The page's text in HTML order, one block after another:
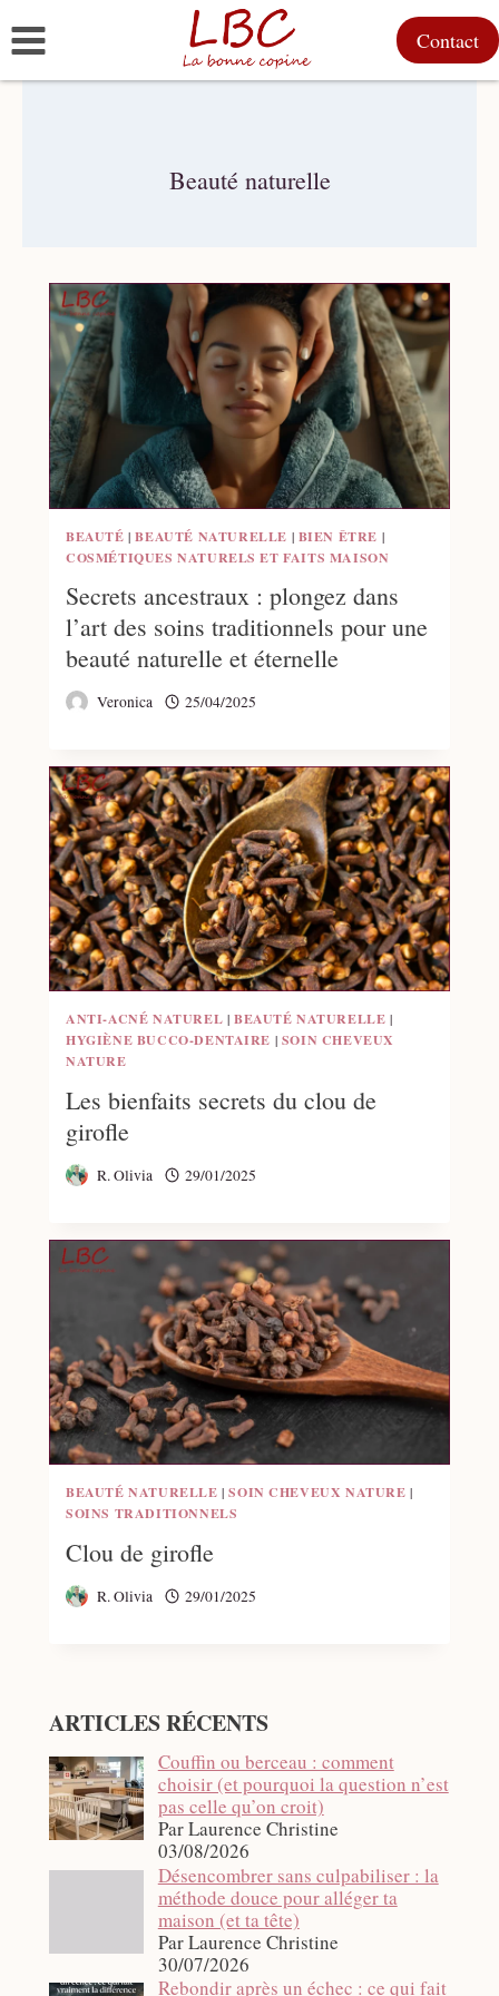
au
contenu
Contact
Beauté naturelle
BEAUTÉ |BEAUTÉ NATURELLE | BIEN ÊTRE |
COSMÉTIQUES NATURELS ET FAITS MAISON
Secrets ancestraux : plongez dans
l’art des soins traditionnels pour une
beauté naturelle et éternelle
Veronica 25/04/2025
ANTI-ACNÉ NATUREL | BEAUTÉ NATURELLE |
HYGIÈNE BUCCO-DENTAIRE | SOIN CHEVEUX
NATURE
Les bienfaits secrets du clou de
girofle
R. Olivia 29/01/2025
BEAUTÉ NATURELLE |SOIN CHEVEUX NATURE |
SOINS TRADITIONNELS
Clou de girofle
R. Olivia 29/01/2025
ARTICLES RÉCENTS
Couffin ou berceau : comment
choisir (et pourquoi la question n’est
pas celle qu’on croit)
Par Laurence Christine
03/08/2026
Désencombrer sans culpabiliser : la
méthode douce pour alléger ta
maison (et ta tête)
Par Laurence Christine
30/07/2026
Rebondir après un échec : ce qui fait